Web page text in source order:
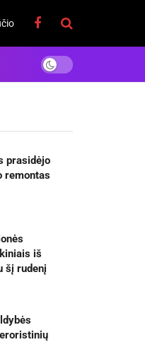
prasidėjo
remontas
iš
šį rudenį